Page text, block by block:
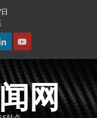
LinkedinYoutube
网